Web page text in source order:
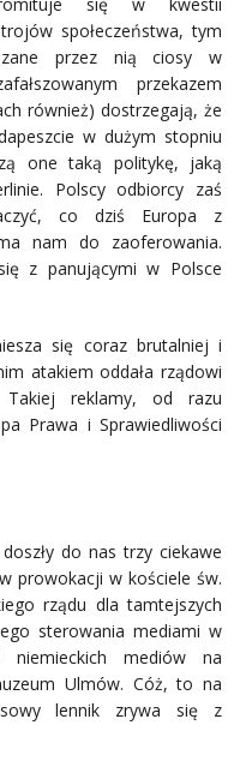
społeczeństwa, tym
przez nią ciosy w
przekazem
również) dostrzegają, że
w dużym stopniu
one taką politykę, jaką
Polscy odbiorcy zaś
co dziś Europa z
nam do zaoferowania.
z panującymi w Polsce
się coraz brutalniej i
atakiem oddała rządowi
Takiej reklamy, od razu
Prawa i Sprawiedliwości
do nas trzy ciekawe
prowokacji w kościele św.
rządu dla tamtejszych
sterowania mediami w
niemieckich mediów na
Ulmów. Cóż, to na
lennik zrywa się z